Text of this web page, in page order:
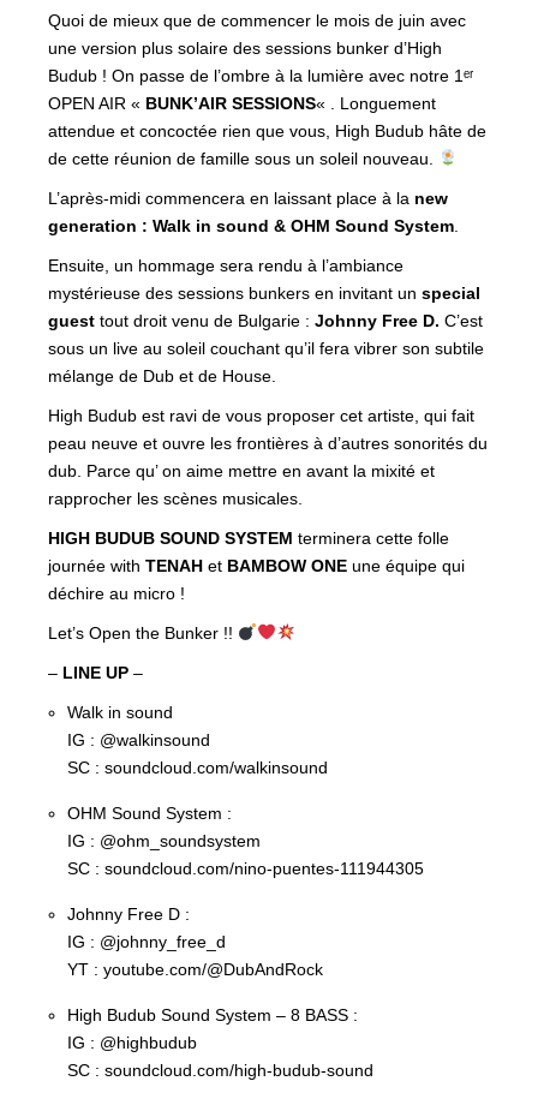
Quoi de mieux que de commencer le mois de juin avec
une version plus solaire des sessions bunker d’High
Budub ! On passe de l’ombre à la lumière avec notre 1ᵉʳ
OPEN AIR « BUNK’AIR SESSIONS« . Longuement
attendue et concoctée rien que vous, High Budub hâte de
de cette réunion de famille sous un soleil nouveau.
L’après-midi commencera en laissant place à la new
generation : Walk in sound & OHM Sound System
Ensuite, un hommage sera rendu à l’ambiance
mystérieuse des sessions bunkers en invitant un special
guest tout droit venu de Bulgarie : Johnny Free D. C’est
sous un live au soleil couchant qu’il fera vibrer son subtile
mélange de Dub et de House.
High Budub est ravi de vous proposer cet artiste, qui fait
peau neuve et ouvre les frontières à d’autres sonorités du
dub. Parce qu’ on aime mettre en avant la mixité et
rapprocher les scènes musicales.
HIGH BUDUB SOUND SYSTEM terminera cette folle
journée with TENAH et BAMBOW ONE une équipe qui
déchire au micro !
Let’s Open the Bunker !!
– LINE UP –
Walk in sound
IG : @walkinsound
SC : soundcloud.com/walkinsound
OHM Sound System :
IG : @ohm_soundsystem
SC : soundcloud.com/nino-puentes-111944305
Johnny Free D :
IG : @johnny_free_d
YT : youtube.com/@DubAndRock
High Budub Sound System – 8 BASS :
IG : @highbudub
SC : soundcloud.com/high-budub-sound